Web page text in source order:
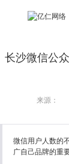
长沙微信公
来源：
微信用户人数的
广自己品牌的重